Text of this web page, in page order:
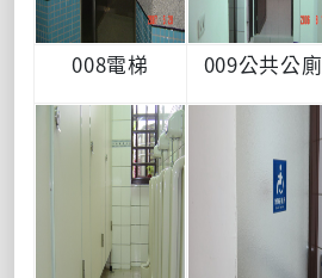
008電梯 009公共公廁